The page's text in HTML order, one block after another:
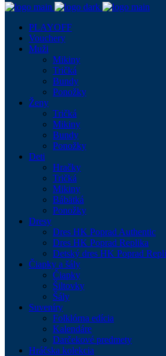
PLAYOFF
Vouchery
Muži
Mikiny
Tričká
Bundy
Ponožky
Ženy
Tričká
Mikiny
Bundy
Ponožky
Deti
Hračky
Tričká
Mikiny
Bábätká
Ponožky
Dresy
Dres HK Poprad Authentic
Dres HK Poprad Replika
Detský dres HK Poprad
Čiapky a šály
Čiapky
Šiltovky
Šály
Suveníry
Folklórna edícia
Kalendáre
Darčekové predmety
Hráčska kolekcia